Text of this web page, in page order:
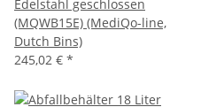
Edelstahl geschlossen
(MQWB15E) (MediQo-line,
Dutch Bins)
245,02 € *